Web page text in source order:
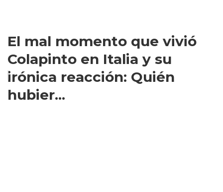
El mal momento que vivió
Colapinto en Italia y su
irónica reacción: Quién
hubier...